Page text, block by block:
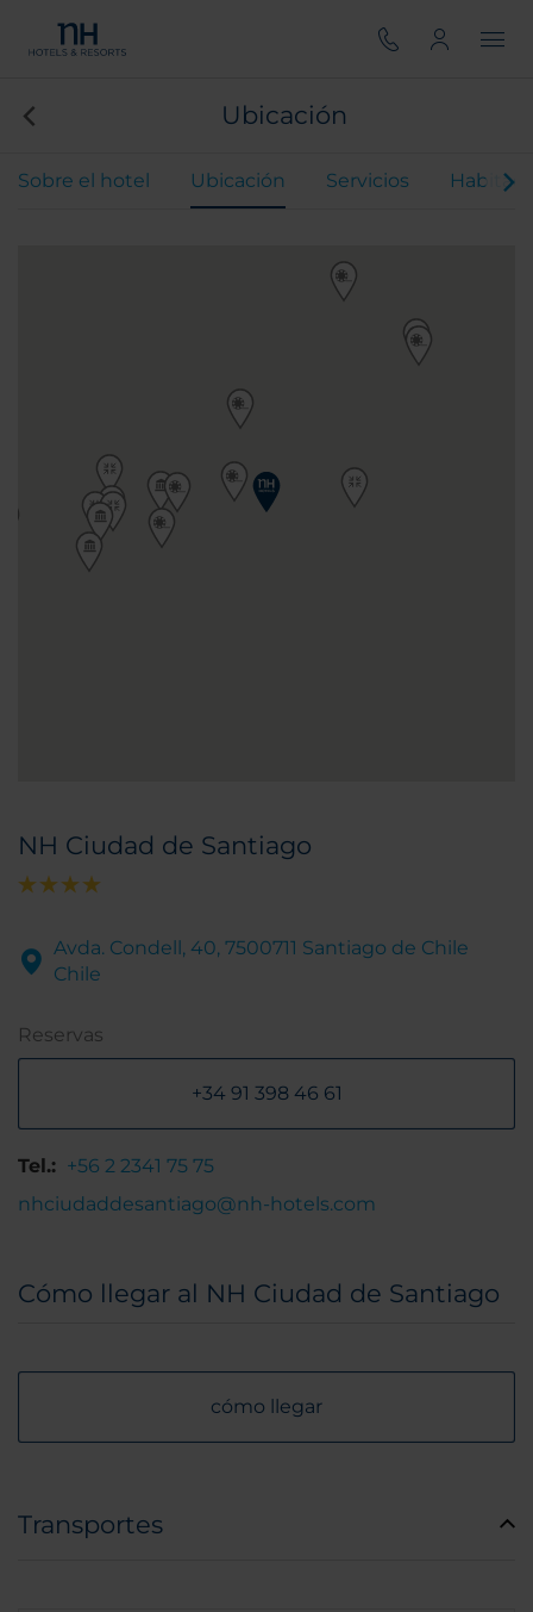
Ubicación
Sobre el hotel Ubicación Servicios
NH Ciudad de Santiago
Avda. Condell, 40, 7500711 Santiago de Chile
Chile
Reservas
+34 91 398 46 61
Tel.: +56 2 2341 75 75
nhciudaddesantiago@nh-hotels.com
Cómo llegar al NH Ciudad de Santiago
cómo llegar
Transportes